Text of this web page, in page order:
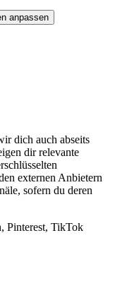
anpassen
dich auch abseits
dir relevante
externen Anbietern
sofern du deren
Pinterest, TikTok